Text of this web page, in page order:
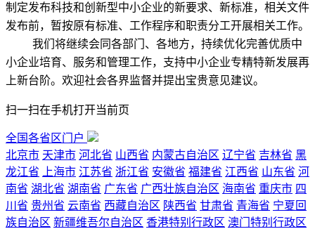
制定发布科技和创新型中小企业的新要求、新标准，相关文件
发布前，暂按原有标准、工作程序和职责分工开展相关工作。
我们将继续会同各部门、各地方，持续优化完善优质中
小企业培育、服务和管理工作，支持中小企业专精特新发展再
上新台阶。欢迎社会各界监督并提出宝贵意见建议。
扫一扫在手机打开当前页
全国各省区门户
北京市 天津市 河北省 山西省 内蒙古自治区 辽宁省 吉林省 黑
龙江省
上海市 江苏省 浙江省 安徽省 福建省 江西省 山东省 河
南省 湖北省 湖南省 广东省 广西壮族自治区 海南省 重庆市 四
川省 贵州省 云南省 西藏自治区 陕西省 甘肃省 青海省 宁夏回
族自治区 新疆维吾尔自治区 香港特别行政区 澳门特别行政区